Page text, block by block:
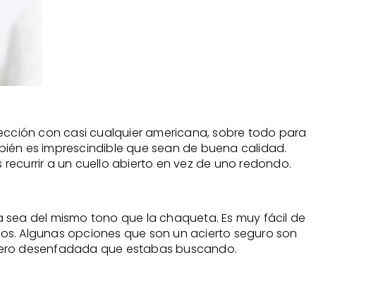
con casi cualquier americana, sobre todo para
es imprescindible que sean de buena calidad.
a un cuello abierto en vez de uno redondo.
del mismo tono que la chaqueta. Es muy fácil de
Algunas opciones que son un acierto seguro son
desenfadada que estabas buscando.